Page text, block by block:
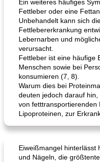
Ein weiteres häufiges
Fettleber oder eine
Unbehandelt kann sich
Fettlebererkrankung
Lebernarben und
verursacht.
Fettleber ist eine häufige
Menschen sowie bei
konsumieren (7, 8).
Warum dies bei
deuten jedoch darauf
von fetttransportierenden
Lipoproteinen, zur
Eiweißmangel hinterlässt
und Nägeln, die